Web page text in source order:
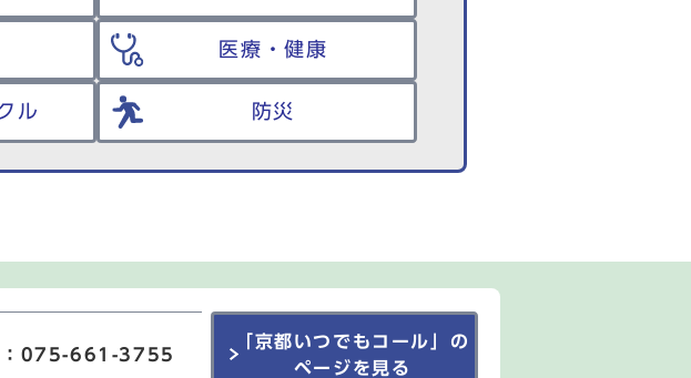
医療・健康
ル 防災
：075-661-3755
「京都いつでもコール」の
ページを見る